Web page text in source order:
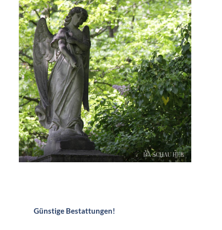
Günstige Bestattungen!